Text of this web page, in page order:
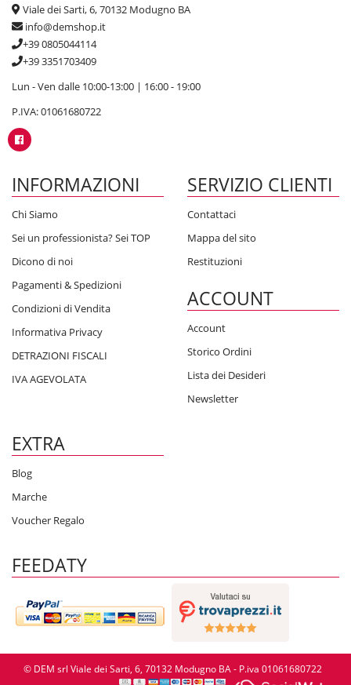
Viale dei Sarti, 6, 70132 Modugno BA
info@demshop.it
+39 0805044114
+39 3351703409
Lun - Ven dalle 10:00-13:00 | 16:00 - 19:00
P.IVA: 01061680722
INFORMAZIONI
Chi Siamo
Sei un professionista? Sei TOP
Dicono di noi
Pagamenti & Spedizioni
Condizioni di Vendita
Informativa Privacy
DETRAZIONI FISCALI
IVA AGEVOLATA
SERVIZIO CLIENTI
Contattaci
Mappa del sito
Restituzioni
ACCOUNT
Account
Storico Ordini
Lista dei Desideri
Newsletter
EXTRA
Blog
Marche
Voucher Regalo
FEEDATY
© DEM srl Viale dei Sarti, 6, 70132 Modugno BA - P.iva 01061680722